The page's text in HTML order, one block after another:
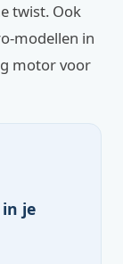
twist. Ook
modellen in
motor voor
je